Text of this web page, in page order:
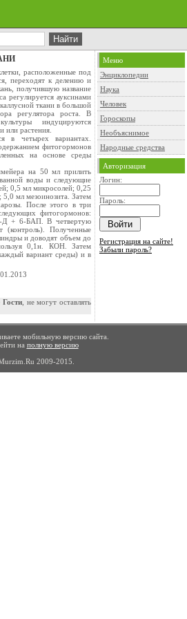
расположенные под
переходят к делению и
получившую название
регулируется ауксинами
ткани в большой
регулятора роста. В
индуцируются
или растения.
в четырех вариантах.
фитогормонов
на основе среды
на 50 мл прилить
воды и следующие
0,5 мл микросолей; 0,25
5,0 мл мезоинозита. Затем
После этого в три
фитогормонов:
+ 6-БАП. В четвертую
(контроль). Полученные
и доводят объем до
0,1н. КОН. Затем
вариант среды) и в
Гости, не могут оставлять
Меню
Энциклопедии
Наука
Человек
Гороскопы
Необъяснимое
Народные средства
Авторизация
Логин:
Пароль:
Регистрация на сайте!
Забыли пароль?
мобильную версию сайта.
на полную версию
2009-2015.